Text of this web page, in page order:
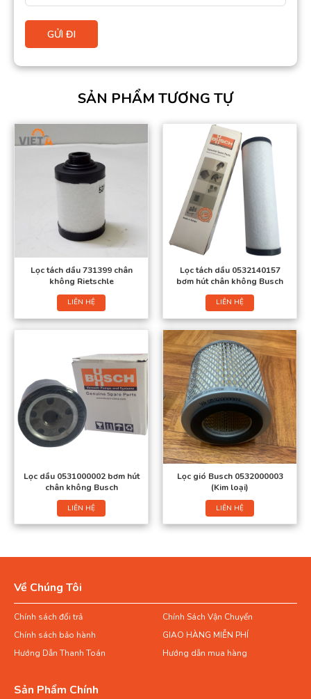
SẢN PHẨM TƯƠNG TỰ
Lọc tách dầu 731399 chân
không Rietschle
LIÊN HỆ
Lọc tách dầu 0532140157
bơm hút chân không Busch
LIÊN HỆ
Lọc dầu 0531000002 bơm hút
chân không Busch
LIÊN HỆ
Lọc gió Busch 0532000003
(Kim loại)
LIÊN HỆ
Về Chúng Tôi
Chính sách đổi trả
Chính Sách Vận Chuyển
Chính sách bảo hành
GIAO HÀNG MIỄN PHÍ
Hướng Dẫn Thanh Toán
Hướng dẫn mua hàng
Sản Phẩm Chính